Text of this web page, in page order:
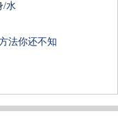
/水
法你还不知